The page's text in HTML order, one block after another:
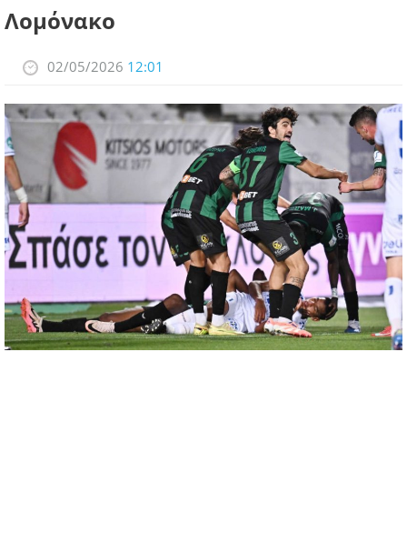
ΣΥΝΔΕΣΜΟΙ
ΠΕΡΙΣΣΟΤΕΡΑ
Λομόνακο
02/05/2026 12:01